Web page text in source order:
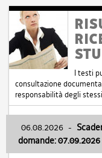
I testi
consultazione
responsabilità degli
06.08.2026 -
domande: